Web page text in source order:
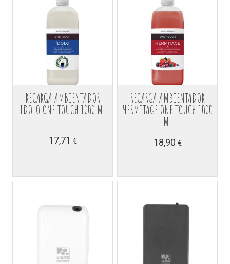
RECARGA AMBIENTADOR
IDOLO ONE TOUCH 1000 ML
17,71 €
RECARGA AMBIENTADOR
HERMITAGE ONE TOUCH 1000
ML
18,90 €